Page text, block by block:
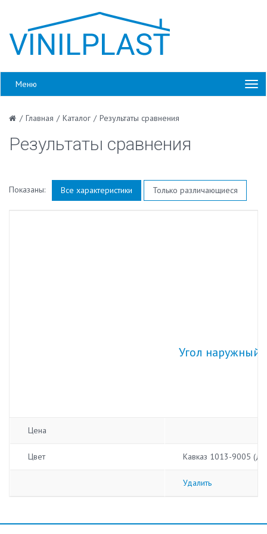
Меню
/ Главная / Каталог / Результаты сравнения
Результаты сравнения
Показаны: Все характеристики Только различающиеся
Угол наружный
Цена
Цвет Кавказ 1013-9005
Удалить